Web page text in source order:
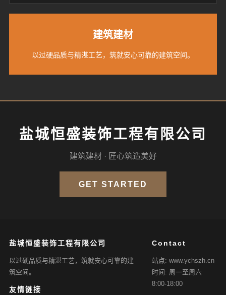
建筑建材
以过硬品质与精湛工艺，筑就安心可靠的建筑空间。
盐城恒盛装饰工程有限公司
建筑建材 · 匠心筑造美好
GET STARTED
盐城恒盛装饰工程有限公司
以过硬品质与精湛工艺，筑就安心可靠的建
筑空间。
友情链接
Contact
站点: www.ychszh.cn
时间: 周一至周六
8:00-18:00